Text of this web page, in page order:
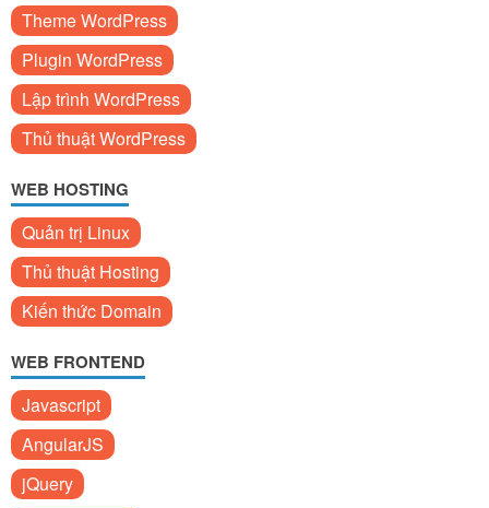
Theme WordPress
Plugin WordPress
Lập trình WordPress
Thủ thuật WordPress
WEB HOSTING
Quản trị Linux
Thủ thuật Hosting
Kiến thức Domain
WEB FRONTEND
Javascript
AngularJS
jQuery